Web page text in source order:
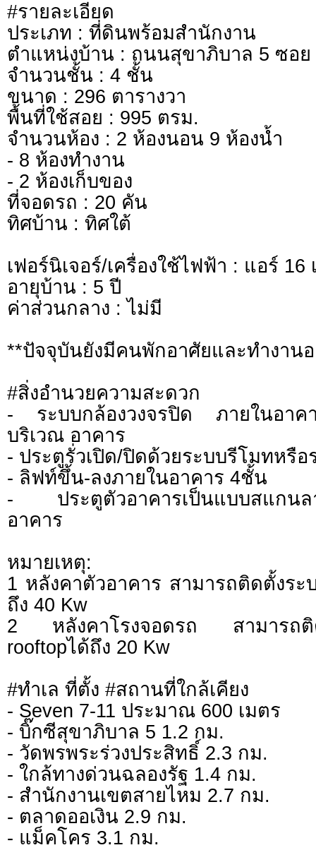
#รายละเอียด
ประเภท : ที่ดินพร้อมสำนักงาน
ตำแหน่งบ้าน : ถนนสุขาภิบาล 5 ซอย
จำนวนชั้น : 4 ชั้น
ขนาด : 296 ตารางวา
พื้นที่ใช้สอย : 995 ตรม.
จำนวนห้อง : 2 ห้องนอน 9 ห้องน้ำ
- 8 ห้องทำงาน
- 2 ห้องเก็บของ
ที่จอดรถ : 20 คัน
ทิศบ้าน : ทิศใต้
เฟอร์นิเจอร์/เครื่องใช้ไฟฟ้า : แอร์ 16
อายุบ้าน : 5 ปี
ค่าส่วนกลาง : ไม่มี
**ปัจจุบันยังมีคนพักอาศัยและทำงาน
#สิ่งอำนวยความสะดวก
- ระบบกล้องวงจรปิด ภายในอา
บริเวณ อาคาร
- ประตูรั่วเปิด/ปิดด้วยระบบรีโมทหรือ
- ลิฟท์ขึ้น-ลงภายในอาคาร 4ชั้น
- ประตูตัวอาคารเป็นแบบสแกนล
อาคาร
หมายเหตุ:
1 หลังคาตัวอาคาร สามารถติดตั้งระ
ถึง 40 Kw
2 หลังคาโรงจอดรถ สามารถ
rooftopได้ถึง 20 Kw
#ทำเล ที่ตั้ง #สถานที่ใกล้เคียง
- ​Seven 7-11 ประมาณ 600 เมตร​​​​​
- บิ๊กซีสุขาภิบาล 5 1.2 กม.
- ​วัดพรพระร่วงประสิทธิ์ 2.3 กม.​​​
- ใกล้ทางด่วนฉลองรัฐ 1.4 กม.​
- ​สำนักงานเขตสายไหม 2.7 กม.​​​
- ตลาดออเงิน 2.9 กม.
- แม็คโคร 3.1 กม.​